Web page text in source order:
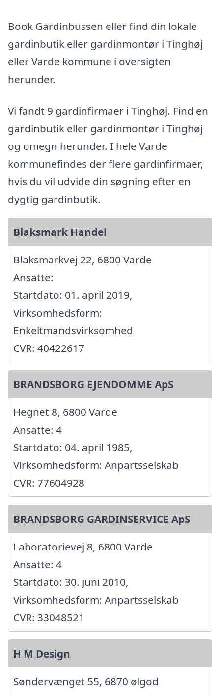
Book Gardinbussen eller find din lokale
gardinbutik eller gardinmontør i Tinghøj
eller Varde kommune i oversigten
herunder.
Vi fandt 9 gardinfirmaer i Tinghøj. Find en
gardinbutik eller gardinmontør i Tinghøj
og omegn herunder. I hele Varde
kommunefindes der flere gardinfirmaer,
hvis du vil udvide din søgning efter en
dygtig gardinbutik.
Blaksmark Handel
Blaksmarkvej 22, 6800 Varde
Ansatte:
Startdato: 01. april 2019,
Virksomhedsform:
Enkeltmandsvirksomhed
CVR: 40422617
BRANDSBORG EJENDOMME ApS
Hegnet 8, 6800 Varde
Ansatte: 4
Startdato: 04. april 1985,
Virksomhedsform: Anpartsselskab
CVR: 77604928
BRANDSBORG GARDINSERVICE ApS
Laboratorievej 8, 6800 Varde
Ansatte: 4
Startdato: 30. juni 2010,
Virksomhedsform: Anpartsselskab
CVR: 33048521
H M Design
Søndervænget 55, 6870 ølgod